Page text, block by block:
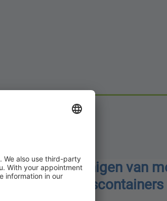
Machinaal reinigen van
voorbereidingscontainers